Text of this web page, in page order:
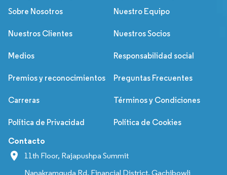
Sobre Nosotros
Nuestro Equipo
Nuestros Clientes Nuestros Socios
Medios Responsabilidad social
Premios y reconocimientos Preguntas Frecuentes
Carreras Términos y Condiciones
Política de Privacidad Política de Cookies
Contacto
11th Floor, Rajapushpa Summit
Nanakramguda Rd, Financial District, Gachibowli